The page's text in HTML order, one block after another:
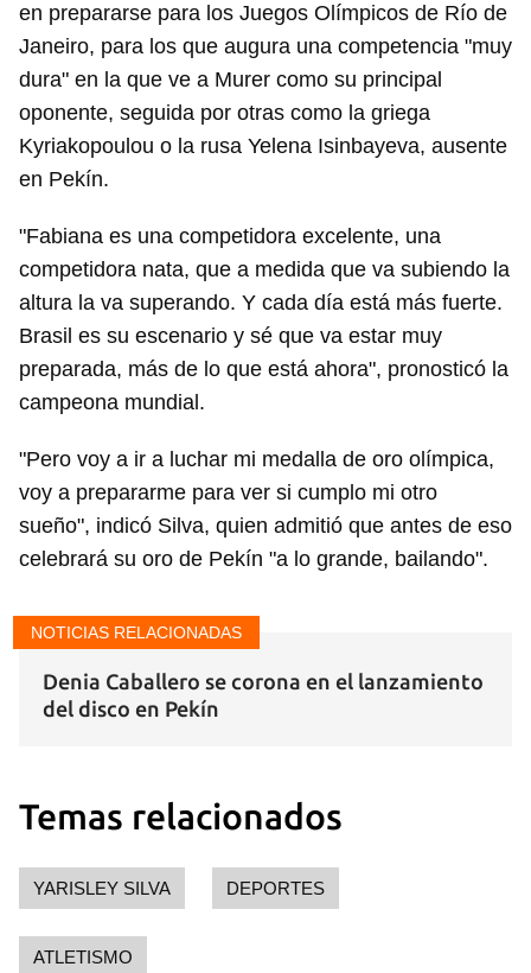
en prepararse para los Juegos Olímpicos de Río de
Janeiro, para los que augura una competencia "muy
dura" en la que ve a Murer como su principal
oponente, seguida por otras como la griega
Kyriakopoulou o la rusa Yelena Isinbayeva, ausente
en Pekín.
"Fabiana es una competidora excelente, una
competidora nata, que a medida que va subiendo la
altura la va superando. Y cada día está más fuerte.
Brasil es su escenario y sé que va estar muy
preparada, más de lo que está ahora", pronosticó la
campeona mundial.
"Pero voy a ir a luchar mi medalla de oro olímpica,
voy a prepararme para ver si cumplo mi otro
sueño", indicó Silva, quien admitió que antes de eso
celebrará su oro de Pekín "a lo grande, bailando".
NOTICIAS RELACIONADAS
Denia Caballero se corona en el lanzamiento
del disco en Pekín
Temas relacionados
YARISLEY SILVA DEPORTES
ATLETISMO